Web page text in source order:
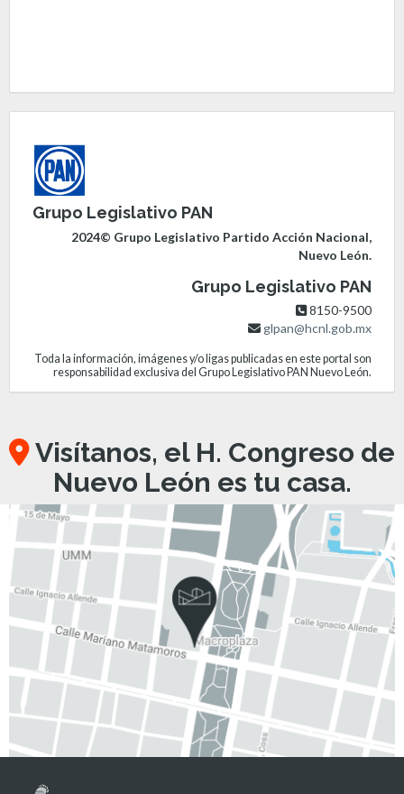
Grupo Legislativo PAN
2024© Grupo Legislativo Partido Acción Nacional,
Nuevo León.
Grupo Legislativo PAN
8150-9500
glpan@hcnl.gob.mx
Toda la información, imágenes y/o ligas publicadas en este portal son
responsabilidad exclusiva del Grupo Legislativo PAN Nuevo León.
Visítanos, el H. Congreso de
Nuevo León es tu casa.